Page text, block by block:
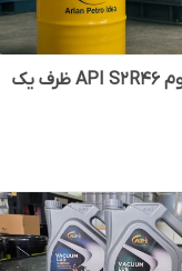
روغن پمپ وکیوم API S2R46 ظرف یک